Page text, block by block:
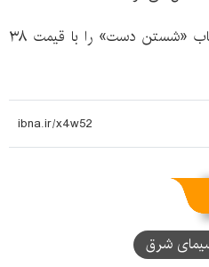
انتشارات سیمای شرق(زرافه) کتاب «شستن دست» را با قیمت ۳۸
شرق